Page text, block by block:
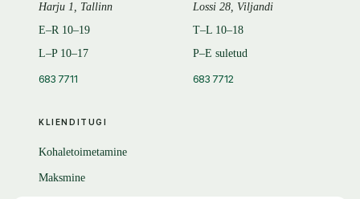
KLIENDITUGI
Kohaletoimetamine
Maksmine
Harju 1, Tallinn
E–R 10–19
L–P 10–17
683 7711
Lossi 28, Viljandi
T–L 10–18
P–E suletud
683 7712